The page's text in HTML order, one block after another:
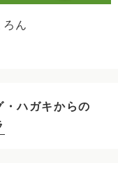
ろん
・ハガキからの